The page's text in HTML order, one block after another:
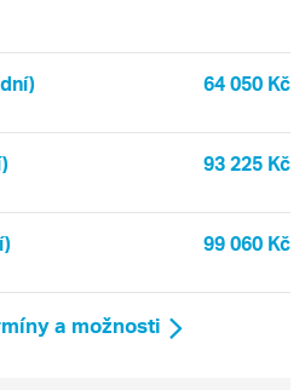
64 050 Kč
93 225 Kč
99 060 Kč
a možnosti